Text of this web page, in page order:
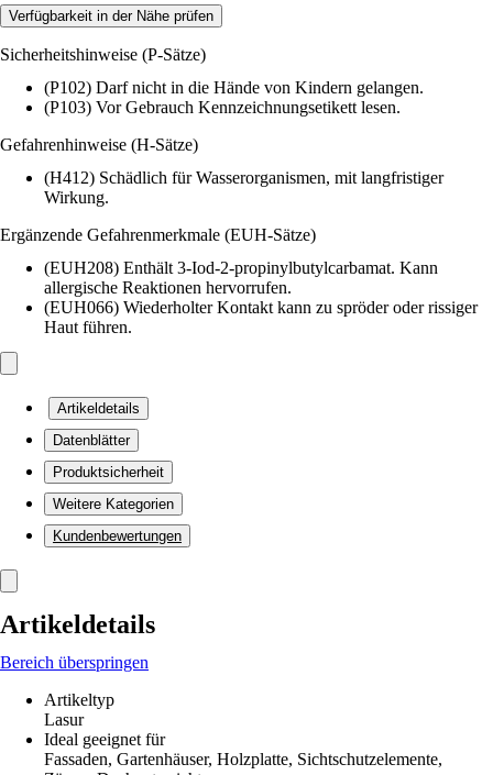
Verfügbarkeit in der Nähe prüfen
Sicherheitshinweise (P-Sätze)
(P102) Darf nicht in die Hände von Kindern gelangen.
(P103) Vor Gebrauch Kennzeichnungsetikett lesen.
Gefahrenhinweise (H-Sätze)
(H412) Schädlich für Wasserorganismen, mit langfristiger
Wirkung.
Ergänzende Gefahrenmerkmale (EUH-Sätze)
(EUH208) Enthält 3-Iod-2-propinylbutylcarbamat. Kann
allergische Reaktionen hervorrufen.
(EUH066) Wiederholter Kontakt kann zu spröder oder rissiger
Haut führen.
Artikeldetails
Datenblätter
Produktsicherheit
Weitere Kategorien
Kundenbewertungen
Artikeldetails
Bereich überspringen
Artikeltyp
Lasur
Ideal geeignet für
Fassaden, Gartenhäuser, Holzplatte, Sichtschutzelemente,